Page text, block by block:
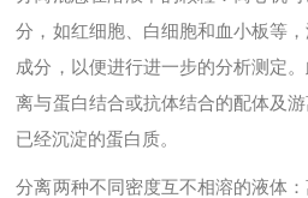
分，如红细胞、白细胞和血小板等
成分，以便进行进一步的分析测定
离与蛋白结合或抗体结合的配体及
已经沉淀的蛋白质。
分离两种不同密度互不相溶的液体